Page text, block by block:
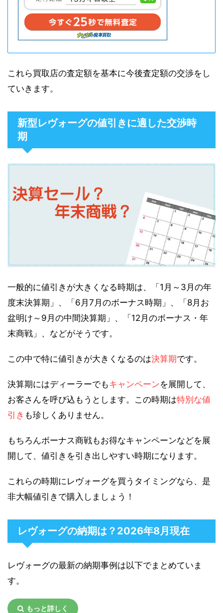
これら買取店の査定額を基本に今後査定額の交渉をし
ていきます。
新型レヴォーグの値引きに適した交渉時
期
一般的に値引きが大きくなる時期は、「1月～3月の年
度末決算期」、「6月7月のボーナス時期」、「8月お
盆明け～9月の中間決算期」、「12月のボーナス・年
末商戦」、などがそうです。
この中で特に値引きが大きくなるのは決算期です。
決算期にはディーラーでもキャンペーンを展開して、
お客さんを呼び込もうとします。この時期は特別な値
引き も珍しくありません。
もちろんボーナス商戦もお得なキャンペーンなどを展
開して、値引きを引き出しやすい時期になります。
これらの時期にレヴォーグを買うタイミングなら、是
非大幅値引きで購入しましょう！
レヴォーグの納期は？2026年8月現在
レヴォーグの最新の納期事例は以下でまとめていま
す。
もっと詳しく